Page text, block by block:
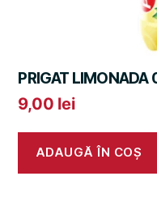
PRIGAT LIMONADA
9,00 lei
ADAUGĂ ÎN COȘ